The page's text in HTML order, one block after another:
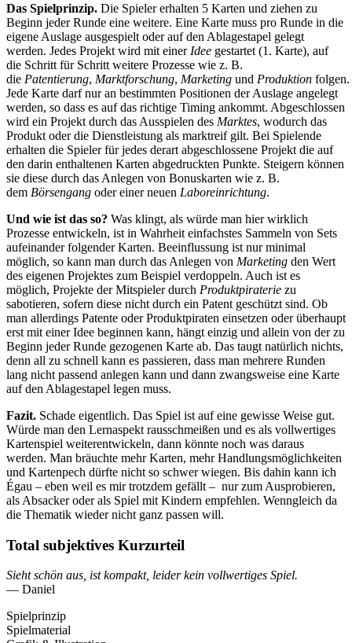
Das Spielprinzip. Die Spieler erhalten 5 Karten und ziehen zu
Beginn jeder Runde eine weitere. Eine Karte muss pro Runde in die
eigene Auslage ausgespielt oder auf den Ablagestapel gelegt
werden. Jedes Projekt wird mit einer Idee gestartet (1. Karte), auf
die Schritt für Schritt weitere Prozesse wie z. B.
die Patentierung, Marktforschung, Marketing und Produktion folgen.
Jede Karte darf nur an bestimmten Positionen der Auslage angelegt
werden, so dass es auf das richtige Timing ankommt. Abgeschlossen
wird ein Projekt durch das Ausspielen des Marktes, wodurch das
Produkt oder die Dienstleistung als marktreif gilt. Bei Spielende
erhalten die Spieler für jedes derart abgeschlossene Projekt die auf
den darin enthaltenen Karten abgedruckten Punkte. Steigern können
sie diese durch das Anlegen von Bonuskarten wie z. B.
dem Börsengang oder einer neuen Laboreinrichtung.
Und wie ist das so? Was klingt, als würde man hier wirklich
Prozesse entwickeln, ist in Wahrheit einfachstes Sammeln von Sets
aufeinander folgender Karten. Beeinflussung ist nur minimal
möglich, so kann man durch das Anlegen von Marketing den Wert
des eigenen Projektes zum Beispiel verdoppeln. Auch ist es
möglich, Projekte der Mitspieler durch Produktpiraterie zu
sabotieren, sofern diese nicht durch ein Patent geschützt sind. Ob
man allerdings Patente oder Produktpiraten einsetzen oder überhaupt
erst mit einer Idee beginnen kann, hängt einzig und allein von der zu
Beginn jeder Runde gezogenen Karte ab. Das taugt natürlich nichts,
denn all zu schnell kann es passieren, dass man mehrere Runden
lang nicht passend anlegen kann und dann zwangsweise eine Karte
auf den Ablagestapel legen muss.
Fazit. Schade eigentlich. Das Spiel ist auf eine gewisse Weise gut.
Würde man den Lernaspekt rausschmeißen und es als vollwertiges
Kartenspiel weiterentwickeln, dann könnte noch was daraus
werden. Man bräuchte mehr Karten, mehr Handlungsmöglichkeiten
und Kartenpech dürfte nicht so schwer wiegen. Bis dahin kann ich
Égau – eben weil es mir trotzdem gefällt – nur zum Ausprobieren,
als Absacker oder als Spiel mit Kindern empfehlen. Wenngleich da
die Thematik wieder nicht ganz passen will.
Total subjektives Kurzurteil
Sieht schön aus, ist kompakt, leider kein vollwertiges Spiel.
— Daniel
Spielprinzip
Spielmaterial